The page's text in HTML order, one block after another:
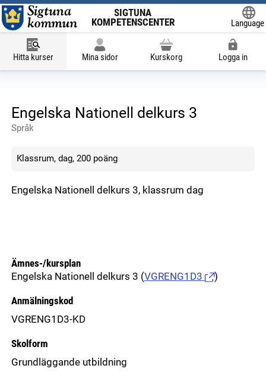
SIGTUNA
KOMPETENSCENTER
Language
Hitta kurser Mina sidor Kurskorg Logga in
Engelska Nationell delkurs 3
Språk
Klassrum, dag, 200 poäng
Engelska Nationell delkurs 3, klassrum dag
Ämnes-/kursplan
Engelska Nationell delkurs 3 (VGRENG1D3 )
Anmälningskod
VGRENG1D3-KD
Skolform
Grundläggande utbildning